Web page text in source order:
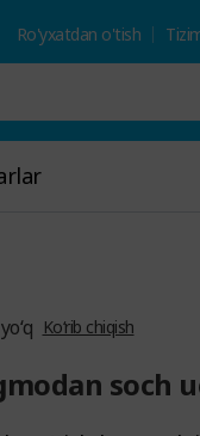
Ro'yxatdan o'tish
yoʻq Ko‘rib chiqish
soch